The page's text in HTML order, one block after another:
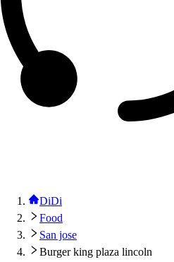
DiDi
Food
San jose
Burger king plaza lincoln